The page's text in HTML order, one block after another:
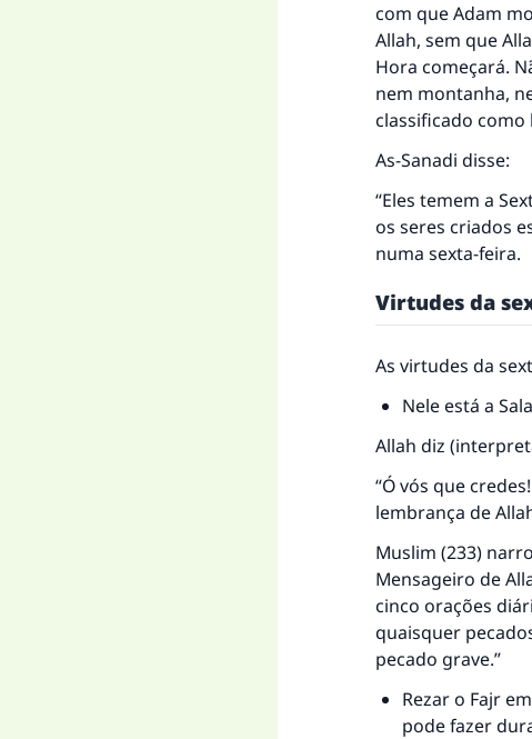
com que Adam
Allah, sem que
Hora começará.
nem montanha,
classificado como
As-Sanadi disse:
“Eles temem a
os seres criados
numa sexta-feira.
Virtudes da
As virtudes da
Nele está a
Allah diz
“Ó vós que
lembrança de
Muslim (233)
Mensageiro de
cinco orações
quaisquer
pecado grave.”
Rezar o Fajr
pode fazer